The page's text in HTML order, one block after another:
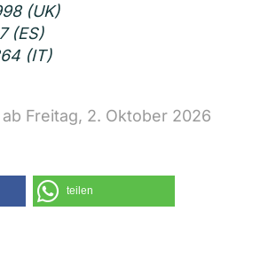
(UK)
(ES)
(IT)
Freitag, 2. Oktober 2026
teilen